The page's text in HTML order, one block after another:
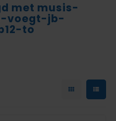
met musis-
voegt-jb-
to